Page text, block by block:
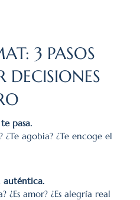
3 PASOS
DECISIONES
pasa.
¿Te agobia? ¿Te encoge el
auténtica.
¿Es amor? ¿Es alegría real